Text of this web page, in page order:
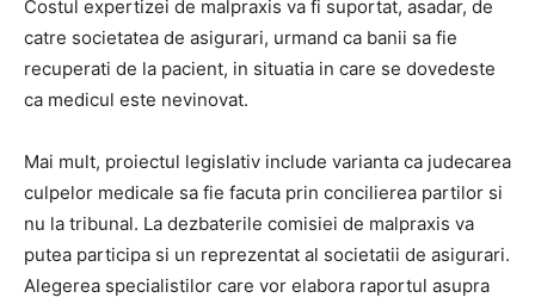
Costul expertizei de malpraxis va fi suportat, asadar, de
catre societatea de asigurari, urmand ca banii sa fie
recuperati de la pacient, in situatia in care se dovedeste
ca medicul este nevinovat.
Mai mult, proiectul legislativ include varianta ca judecarea
culpelor medicale sa fie facuta prin concilierea partilor si
nu la tribunal. La dezbaterile comisiei de malpraxis va
putea participa si un reprezentat al societatii de asigurari.
Alegerea specialistilor care vor elabora raportul asupra